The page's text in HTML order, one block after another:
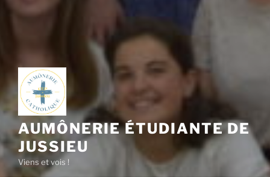
AUMÔNERIE ÉTUDIANTE DE
JUSSIEU
Viens et vois !